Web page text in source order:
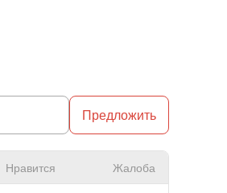
Предложить
Нравится Жалоба